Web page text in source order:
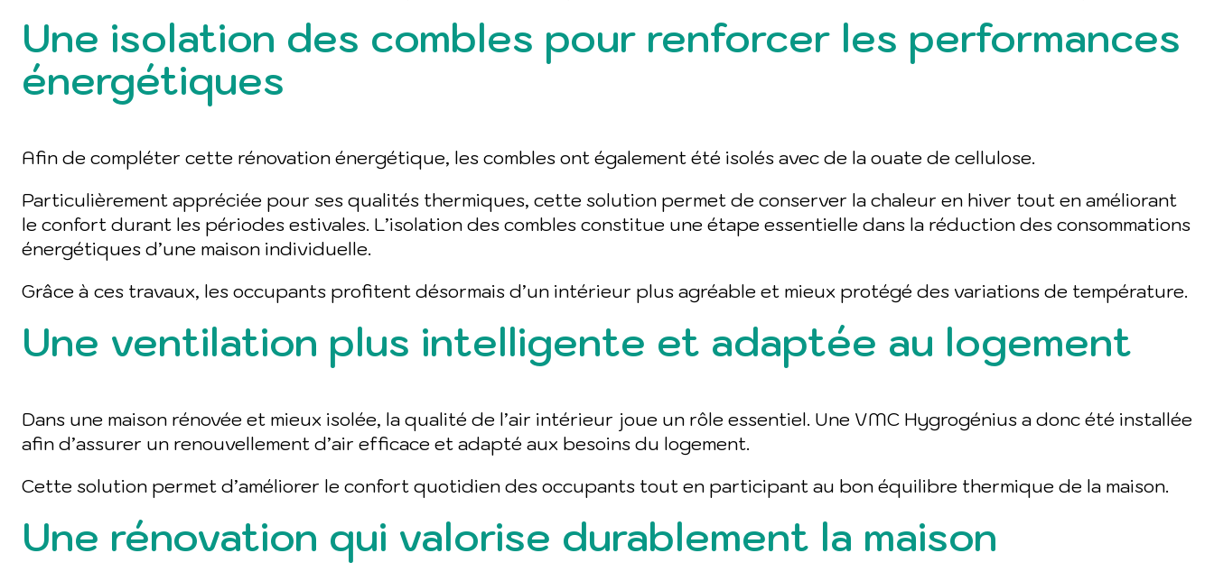
Une isolation des combles pour renforcer les performances
énergétiques
Afin de compléter cette rénovation énergétique, les combles ont également été isolés avec de la ouate de cellulose.
Particulièrement appréciée pour ses qualités thermiques, cette solution permet de conserver la chaleur en hiver tout en améliorant
le confort durant les périodes estivales. L’isolation des combles constitue une étape essentielle dans la réduction des consommations
énergétiques d’une maison individuelle.
Grâce à ces travaux, les occupants profitent désormais d’un intérieur plus agréable et mieux protégé des variations de température.
Une ventilation plus intelligente et adaptée au logement
Dans une maison rénovée et mieux isolée, la qualité de l’air intérieur joue un rôle essentiel. Une VMC Hygrogénius a donc été installée
afin d’assurer un renouvellement d’air efficace et adapté aux besoins du logement.
Cette solution permet d’améliorer le confort quotidien des occupants tout en participant au bon équilibre thermique de la maison.
Une rénovation qui valorise durablement la maison